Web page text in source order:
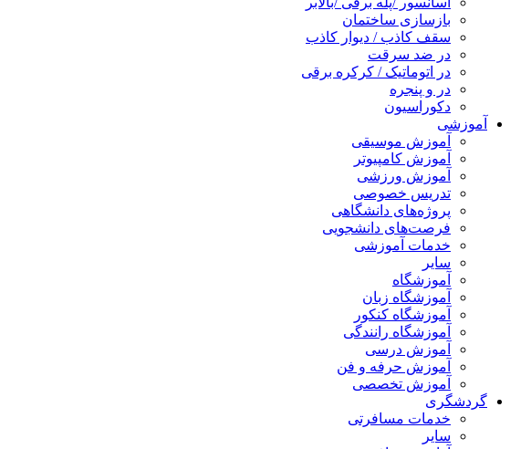
بازسازی ساختمان
سقف کاذب / دیوار کاذب
در ضد سرقت
در اتوماتیک / کرکره برقی
در و پنجره
دکوراسیون
آموزشی
آموزش موسیقی
آموزش کامپیوتر
آموزش ورزشی
تدریس خصوصی
پروژه‌های دانشگاهی
فرصت‌های دانشجویی
خدمات آموزشی
سایر
آموزشگاه
آموزشگاه زبان
آموزشگاه کنکور
آموزشگاه رانندگی
آموزش درسی
آموزش حرفه و فن
آموزش تخصصی
گردشگری
خدمات مسافرتی
سایر